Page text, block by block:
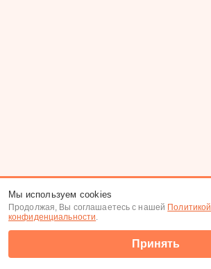
Мы используем cookies
Продолжая, Вы соглашаетесь с нашей Политикой
конфиденциальности.
Принять